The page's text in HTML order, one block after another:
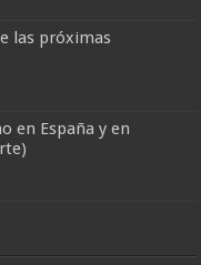
las próximas
en España y en